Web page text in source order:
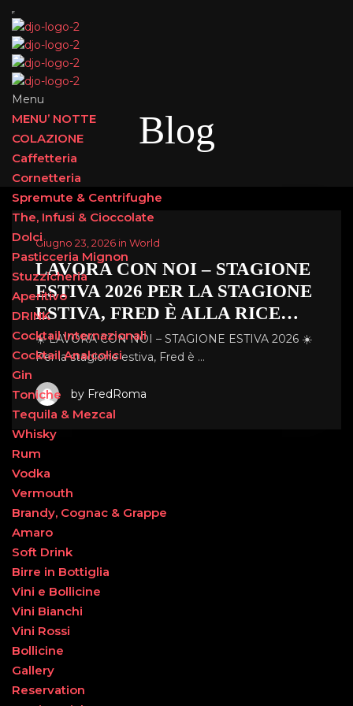
Menu
MENU’ NOTTE
COLAZIONE
Caffetteria
Cornetteria
Spremute & Centrifughe
The, Infusi & Cioccolate
Dolci
Pasticceria Mignon
Stuzzicheria
Aperitivo
DRINK
Cocktail Internazionali
Cocktail Analcolici
Gin
Toniche
Tequila & Mezcal
Whisky
Rum
Vodka
Vermouth
Brandy, Cognac & Grappe
Amaro
Soft Drink
Birre in Bottiglia
Vini e Bollicine
Vini Bianchi
Vini Rossi
Bollicine
Gallery
Reservation
Blog
Giugno 23, 2026 in World
LAVORA CON NOI – STAGIONE
ESTIVA 2026 PER LA STAGIONE
ESTIVA, FRED È ALLA RICE…
☀️ LAVORA CON NOI – STAGIONE ESTIVA 2026 ☀️
Per la stagione estiva, Fred è …
by FredRoma